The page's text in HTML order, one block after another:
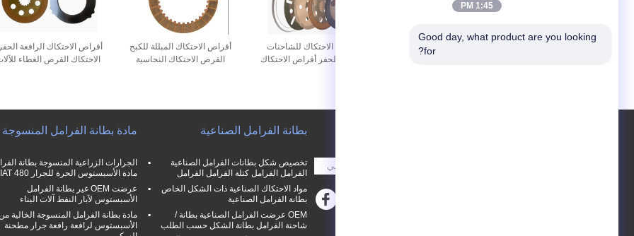
أقراص الاحتكاك الرافعة
الاحتكاك القرص الغطاء
أقراص الاحتكاك المبللة للكبح
القرص الاحتكاك النحاسية
أقراص الاحتكاك للشاحنات
الرافعة للحفر أقراص الاحتكاك
أسنان فرامل غطاء الاحتكاك
مادة بطانة الفرامل المنسوجة
الجرارات الزراعية المنسوجة بطانة
مادة الأسبستوس الحرة للجرار FIAT 480
عرضت OEM غير بطانة الفرامل
الأسبستوس لآبار النفط آلات البناء
مادة بطانة الفرامل المنسوجة الخالية من
الأسبستوس لرافعة رافعة جرار مطحنة
بطانة الفرامل الصناعية
تخصيص شكل بطانات الفرامل الصناعية
الفرامل الفرامل كتلة الفرامل الفرامل
مواد الاحتكاك الصناعية ذات الشكل الخاص
بطانة الفرامل الصناعية
OEM عرضت الفرامل الصناعية بطانة /
شاحنة الفرامل بطانة الشكل حسب الطلب
1:45 PM
Good day, what product are you looking
for?